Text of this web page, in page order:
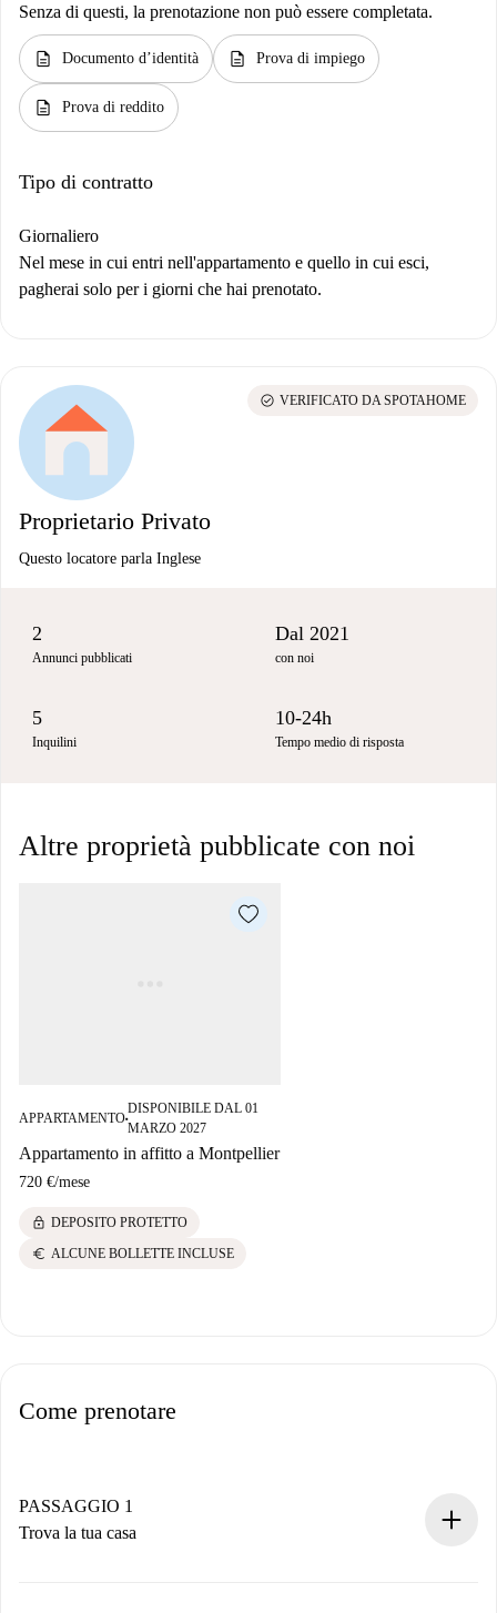
Senza di questi, la prenotazione non può essere completata.
description Documento d’identità description Prova di impiego
description Prova di reddito
Tipo di contratto
Giornaliero
Nel mese in cui entri nell'appartamento e quello in cui esci,
pagherai solo per i giorni che hai prenotato.
Proprietario Privato
Questo locatore parla Inglese
check_circle VERIFICATO DA SPOTAHOME
2
Annunci pubblicati
Dal 2021
con noi
5
Inquilini
10-24h
Tempo medio di risposta
Altre proprietà pubblicate con noi
APPARTAMENTO■
DISPONIBILE DAL 01
MARZO 2027
Appartamento in affitto a Montpellier
720 €/mese
lock DEPOSITO PROTETTO
euro ALCUNE BOLLETTE INCLUSE
Come prenotare
PASSAGGIO 1
Trova la tua casa